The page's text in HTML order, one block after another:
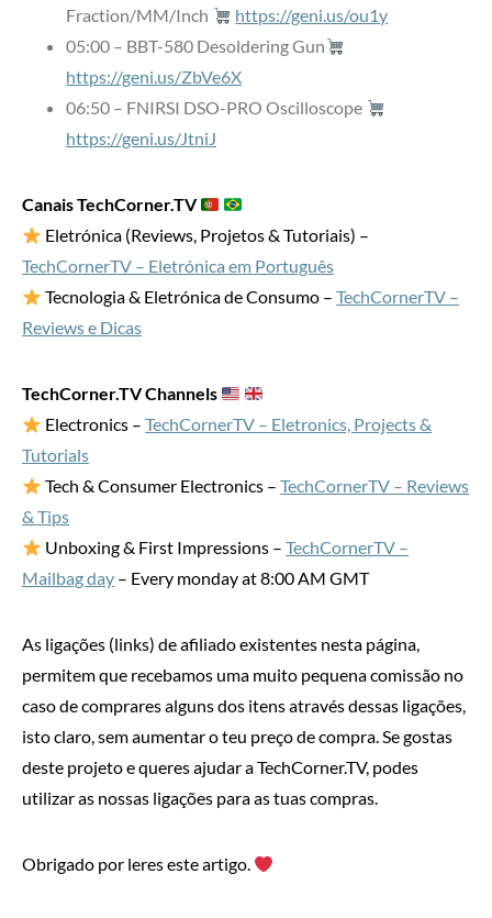
Fraction/MM/Inch
https://geni.us/ou1y
05:00 – BBT-580 Desoldering Gun
https://geni.us/ZbVe6X
06:50 – FNIRSI DSO-PRO Oscilloscope
https://geni.us/JtniJ
Canais TechCorner.TV
Eletrónica (Reviews, Projetos & Tutoriais) –
TechCornerTV – Eletrónica em Português
Tecnologia & Eletrónica de Consumo –TechCornerTV –
Reviews e Dicas
TechCorner.TV Channels
Electronics –TechCornerTV – Eletronics, Projects &
Tutorials
Tech & Consumer Electronics –TechCornerTV – Reviews
& Tips
Unboxing & First Impressions –TechCornerTV –
Mailbag day – Every monday at 8:00 AM GMT
As ligações (links) de afiliado existentes nesta página,
permitem que recebamos uma muito pequena comissão no
caso de comprares alguns dos itens através dessas ligações,
isto claro, sem aumentar o teu preço de compra. Se gostas
deste projeto e queres ajudar a TechCorner.TV, podes
utilizar as nossas ligações para as tuas compras.
Obrigado por leres este artigo.